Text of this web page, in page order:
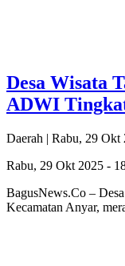
Desa Wisata
ADWI
Daerah | Rabu, 29 Okt
Rabu, 29 Okt 2025 -
BagusNews.Co –
Kecamatan Anyar,